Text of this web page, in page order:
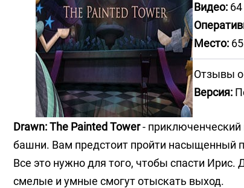
Видео:
Место:
Отзывы о
Версия:
Drawn: The Painted Tower- приключенческий
башни. Вам предстоит пройти насыщенный
Все это нужно для того, чтобы спасти
смелые и умные смогут отыскать выход.